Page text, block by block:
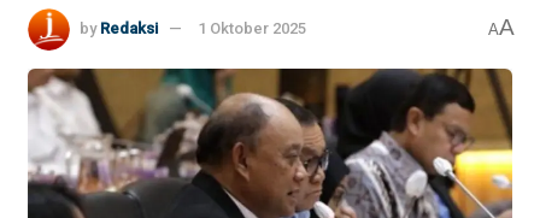
by Redaksi 1 Oktober 2025 AA